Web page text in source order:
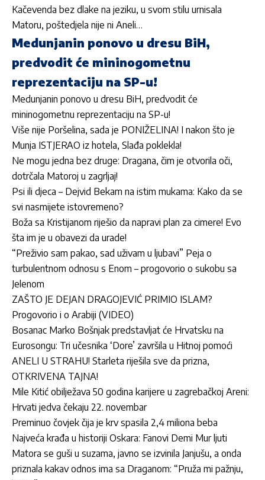
Kačevenda bez dlake na jeziku, u svom stilu urnisala
Matoru, poštedjela nije ni Aneli…
Medunjanin ponovo u dresu BiH,
predvodit će mininogometnu
reprezentaciju na SP-u!
Medunjanin ponovo u dresu BiH, predvodit će
mininogometnu reprezentaciju na SP-u!
Više nije Poršelina, sada je PONIŽELINA! I nakon što je
Munja ISTJERAO iz hotela, Slađa poklekla!
Ne mogu jedna bez druge: Dragana, čim je otvorila oči,
dotrčala Matoroj u zagrljaj!
Psi ili djeca – Dejvid Bekam na istim mukama: Kako da se
svi nasmijete istovremeno?
Boža sa Kristijanom riješio da napravi plan za cimere! Evo
šta im je u obavezi da urade!
“Preživio sam pakao, sad uživam u ljubavi” Peja o
turbulentnom odnosu s Enom – progovorio o sukobu sa
Jelenom
ZAŠTO JE DEJAN DRAGOJEVIĆ PRIMIO ISLAM?
Progovorio i o Arabiji (VIDEO)
Bosanac Marko Bošnjak predstavljat će Hrvatsku na
Eurosongu: Tri učesnika ‘Dore’ završila u Hitnoj pomoći
ANELI U STRAHU! Starleta riješila sve da prizna,
OTKRIVENA TAJNA!
Mile Kitić obilježava 50 godina karijere u zagrebačkoj Areni:
Hrvati jedva čekaju 22. novembar
Preminuo čovjek čija je krv spasila 2,4 miliona beba
Najveća krađa u historiji Oskara: Fanovi Demi Mur ljuti
Matora se guši u suzama, javno se izvinila Janjušu, a onda
priznala kakav odnos ima sa Draganom: “Pruža mi pažnju,